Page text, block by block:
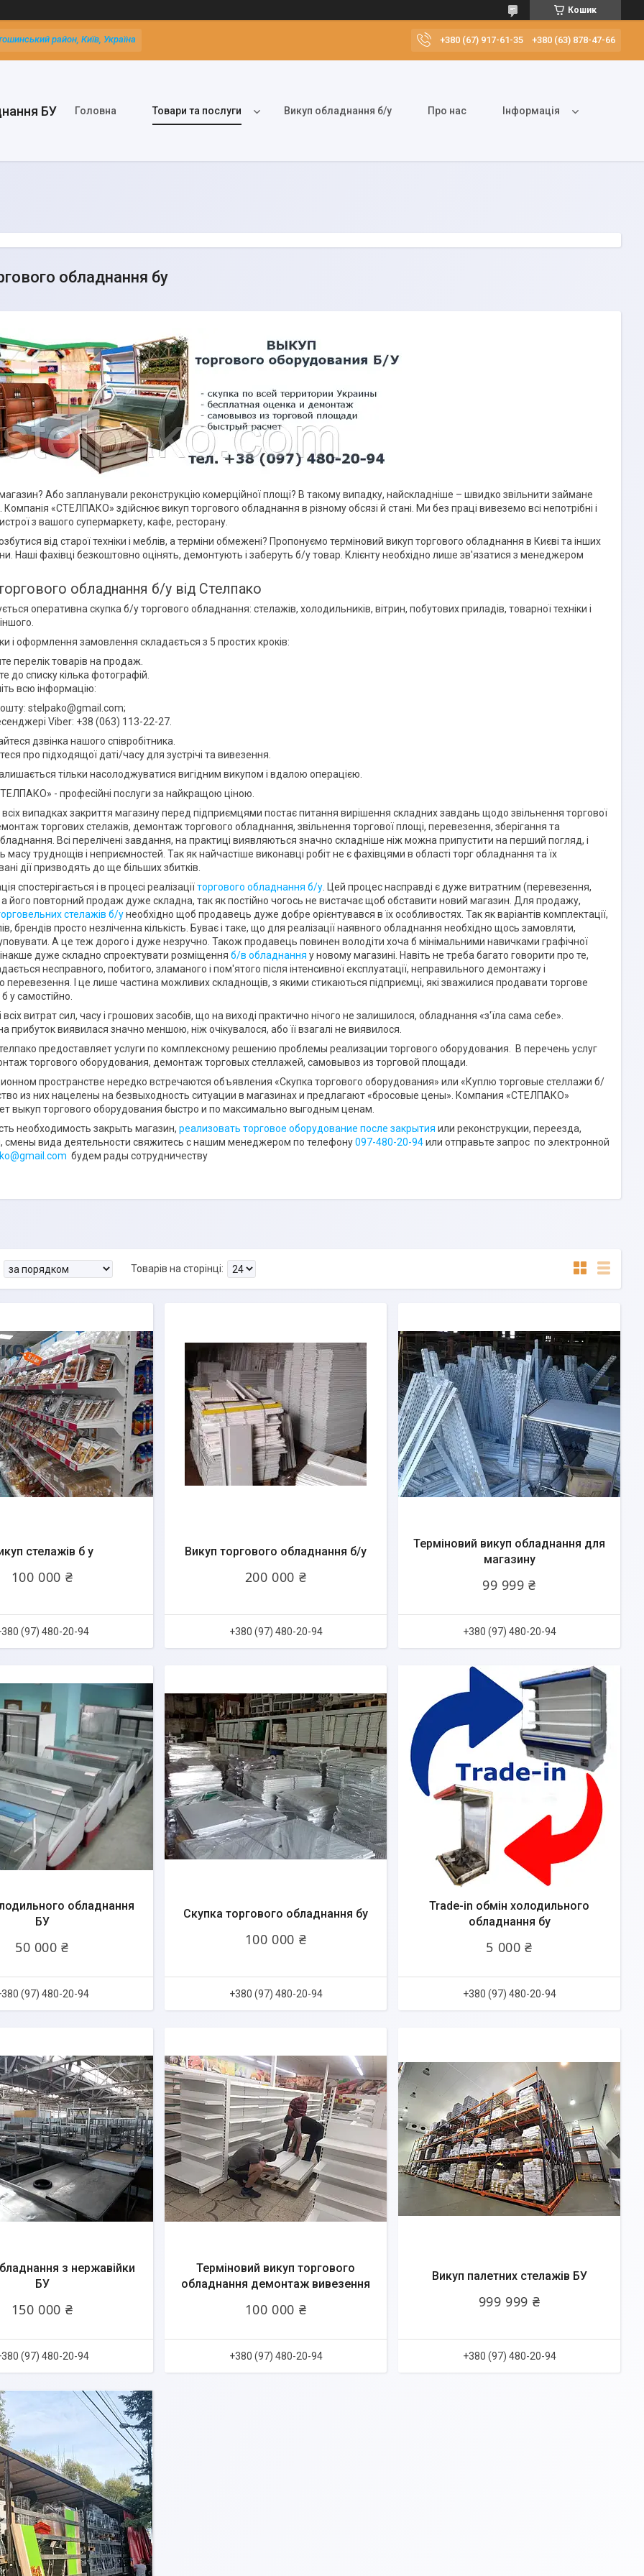
Кошик
район, Київ, Україна +380 (67) 917-61-35 +380 (63) 878-47-66
БУ Головна Товари та послуги Викуп обладнання б/у Про нас Інформація
обладнання бу
Або запланували реконструкцію комерційної площі? В такому випадку, найскладніше – швидко звільнити займане
«СТЕЛПАКО» здійснює викуп торгового обладнання в різному обсязі й стані. Ми без праці вивеземо всі непотрібні і
з вашого супермаркету, кафе, ресторану.
від старої техніки і меблів, а терміни обмежені? Пропонуємо терміновий викуп торгового обладнання в Києві та інших
Наші фахівці безкоштовно оцінять, демонтують і заберуть б/у товар. Клієнту необхідно лише зв'язатися з менеджером
обладнання б/у від Стелпако
оперативна скупка б/у торгового обладнання: стелажів, холодильників, вітрин, побутових приладів, товарної техніки і
і оформлення замовлення складається з 5 простих кроків:
перелік товарів на продаж.
до списку кілька фотографій.
всю інформацію:
stelpako@gmail.com;
Viber: +38 (063) 113-22-27.
дзвінка нашого співробітника.
про підходящої даті/часу для зустрічі та вивезення.
тільки насолоджуватися вигідним викупом і вдалою операцією.
- професійні послуги за найкращою ціною.
випадках закриття магазину перед підприємцями постає питання вирішення складних завдань щодо звільнення торгової
торгових стелажів, демонтаж торгового обладнання, звільнення торгової площі, перевезення, зберігання та
Всі перелічені завдання, на практиці виявляються значно складніше ніж можна припустити на перший погляд, і
масу труднощів і неприємностей. Так як найчастіше виконавці робіт не є фахівцями в області торг обладнання та їх
дії призводять до ще більших збитків.
спостерігається і в процесі реалізаціїторгового обладнання б/у . Цей процес насправді є дуже витратним (перевезення,
а його повторний продаж дуже складна, так як постійно чогось не вистачає щоб обставити новий магазин. Для продажу,
стелажів б/унеобхідно щоб продавець дуже добре орієнтувався в їх особливостях. Так як варіантів комплектації,
брендів просто незліченна кількість. Буває і таке, що для реалізації наявного обладнання необхідно щось замовляти,
А це теж дорого і дуже незручно. Також продавець повинен володіти хоча б мінімальними навичками графічної
інакше дуже складно спроектувати розміщення б/в обладнання у новому магазині. Навіть не треба багато говорити про те,
несправного, побитого, зламаного і пом'ятого після інтенсивної експлуатації, неправильного демонтажу і
перевезення. І це лише частина можливих складнощів, з якими стикаються підприємці, які зважилися продавати торгове
у самостійно.
всіх витрат сил, часу і грошових засобів, що на виході практично нічого не залишилося, обладнання «з'їла сама себе».
прибуток виявилася значно меншою, ніж очікувалося, або її взагалі не виявилося.
предоставляет услуги по комплексному решению проблемы реализации торгового оборудования. В перечень услуг
торгового оборудования, демонтаж торговых стеллажей, самовывоз из торговой площади.
пространстве нередко встречаются объявления «Скупка торгового оборудования» или «Куплю торговые стеллажи б/
из них нацелены на безвыходность ситуации в магазинах и предлагают «бросовые цены». Компания «СТЕЛПАКО»
выкуп торгового оборудования быстро и по максимально выгодным ценам.
необходимость закрыть магазин, реализовать торговое оборудование после закрытия или реконструкции, переезда,
смены вида деятельности свяжитесь с нашим менеджером по телефону097-480-20-94или отправьте запрос по электронной
будем рады сотрудничеству
стелажів б у
100 000 ₴
(97) 480-20-94
Викуп торгового обладнання б/у
200 000 ₴
+380 (97) 480-20-94
Терміновий викуп обладнання для
магазину
99 999 ₴
+380 (97) 480-20-94
обладнання
БУ
50 000 ₴
(97) 480-20-94
Скупка торгового обладнання бу
100 000 ₴
+380 (97) 480-20-94
Trade-in обмін холодильного
обладнання бу
5 000 ₴
+380 (97) 480-20-94
з нержавійки
БУ
150 000 ₴
(97) 480-20-94
Терміновий викуп торгового
обладнання демонтаж вивезення
100 000 ₴
+380 (97) 480-20-94
Викуп палетних стелажів БУ
999 999 ₴
+380 (97) 480-20-94